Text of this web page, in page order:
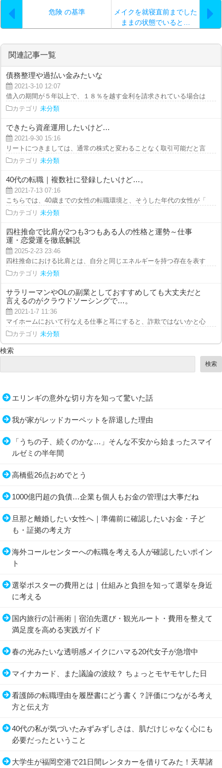
危険 の基準
メイクを就寝直前までした
ままの状態でいると…
関連記事一覧
債務整理や過払い金みたいな
2021-3-10 12:07
借入の期間が５年以上で、１８％を越す金利を請求されている場合は、過
カテゴリ 未分類
できたら資産運用したいけど…
2021-9-30 15:16
リートにつきましては、通常の株式と変わることなく取引可能だと言えま
カテゴリ 未分類
40代の転職｜複数社に登録したいけど…。
2021-7-13 07:16
こちらでは、40歳までの女性の転職環境と、そうした年代の女性が「転職
カテゴリ 未分類
四柱推命で比肩が2つも3つもある人の性格と運勢～仕事
運・恋愛運を徹底解説
2025-2-23 23:46
四柱推命における比肩とは、自分と同じエネルギーを持つ存在を表す十干
カテゴリ 未分類
サラリーマンやOLの副業としておすすめしても大丈夫だと
言えるのがクラウドソーシングで…。
2021-1-7 11:36
マイホームにおいて行なえる仕事と耳にすると、詐欺ではないかと心配す
カテゴリ 未分類
検索
検索
エリンギの意外な切り方を知って驚いた話
我が家がレッドカーペットを辞退した理由
「うちの子、続くのかな…」そんな不安から始まったスマイ
ルゼミの半年間
高橋藍26点おめでとう
1000億円超の負債…企業も個人もお金の管理は大事だね
旦那と離婚したい女性へ｜準備前に確認したいお金・子ど
も・証拠の考え方
海外コールセンターへの転職を考える人が確認したいポイン
ト
選挙ポスターの費用とは｜仕組みと負担を知って選挙を身近
に考える
国内旅行の計画術｜宿泊先選び・観光ルート・費用を整えて
満足度を高める実践ガイド
春の光みたいな透明感メイクにハマる20代女子が急増中
マイナカード、また議論の波紋？ ちょっとモヤモヤした日
看護師の転職理由を履歴書にどう書く？評価につながる考え
方と伝え方
40代の私が気づいたみずみずしさは、肌だけじゃなく心にも
必要だったということ
大学生が福岡空港で21日間レンタカーを借りてみた！天草諸